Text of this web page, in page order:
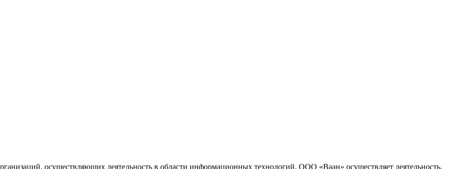
осуществляющих деятельность в области информационных технологий. ООО «Ваан» осуществляет деятельность,